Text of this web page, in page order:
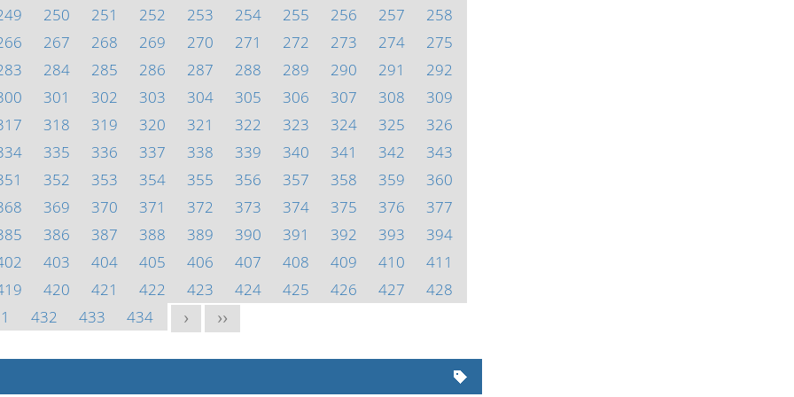
250 251 252 253 254 255 256 257
258
267 268 269 270 271 272 273 274
275
284 285 286 287 288 289 290 291
292
301 302 303 304 305 306 307 308
309
318 319 320 321 322 323 324 325
326
335 336 337 338 339 340 341 342
343
352 353 354 355 356 357 358 359
360
369 370 371 372 373 374 375 376
377
386 387 388 389 390 391 392 393
394
403 404 405 406 407 408 409 410
411
420 421 422 423 424 425 426 427
428
432 433 434 > >>